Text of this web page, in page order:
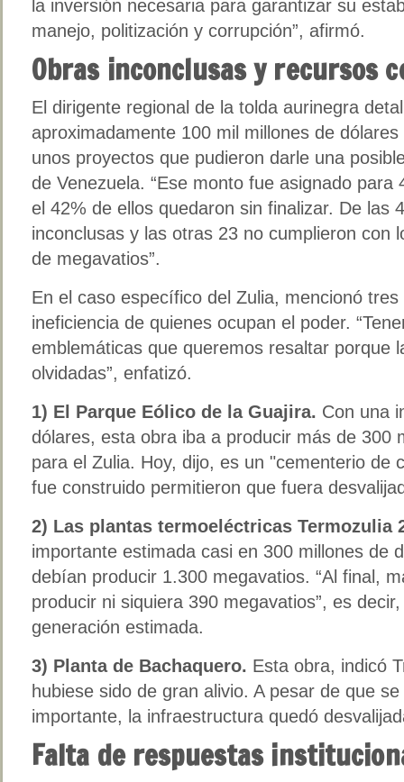
la inversión necesaria para garantizar su
manejo, politización y corrupción”, afirmó.
Obras inconclusas y recursos
El dirigente regional de la tolda aurinegra
aproximadamente 100 mil millones de
unos proyectos que pudieron darle una
de Venezuela. “Ese monto fue asignado
el 42% de ellos quedaron sin finalizar. De las
inconclusas y las otras 23 no cumplieron con
de megavatios”.
En el caso específico del Zulia, mencionó
ineficiencia de quienes ocupan el poder.
emblemáticas que queremos resaltar porque
olvidadas”, enfatizó.
1) El Parque Eólico de la Guajira. Con una
dólares, esta obra iba a producir más de 300
para el Zulia. Hoy, dijo, es un "cementerio de
fue construido permitieron que fuera
2) Las plantas termoeléctricas Termozulia
importante estimada casi en 300 millones de
debían producir 1.300 megavatios. “Al final,
producir ni siquiera 390 megavatios”, es
generación estimada.
3) Planta de Bachaquero. Esta obra, indicó
hubiese sido de gran alivio. A pesar de que
importante, la infraestructura quedó
Falta de respuestas